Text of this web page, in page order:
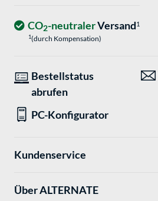
CO2-neutralerVersand1
1(durch Kompensation)
Bestellstatus
abrufen
PC-Konfigurator
Kundenservice
Über ALTERNATE